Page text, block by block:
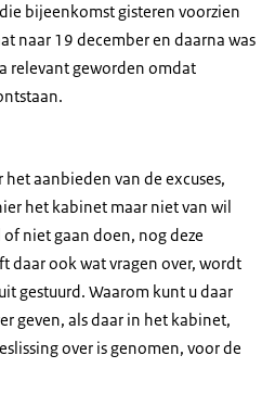
bijeenkomst gisteren voorzien
naar 19 december en daarna was
relevant geworden omdat
aanbieden van de excuses,
het kabinet maar niet van wil
niet gaan doen, nog deze
daar ook wat vragen over, wordt
gestuurd. Waarom kunt u daar
geven, als daar in het kabinet,
over is genomen, voor de